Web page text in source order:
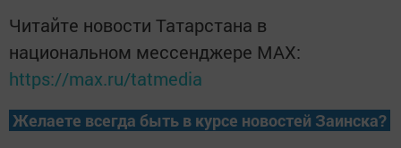
Читайте новости Татарстана в
национальном мессенджере MАХ:
https://max.ru/tatmedia
Желаете всегда быть в курсе новостей Заинска?